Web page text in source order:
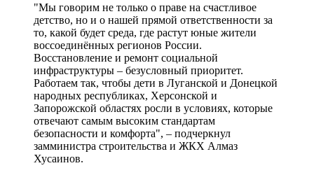
"Мы говорим не только о праве на счастливое
детство, но и о нашей прямой ответственности за
то, какой будет среда, где растут юные жители
воссоединённых регионов России.
Восстановление и ремонт социальной
инфраструктуры – безусловный приоритет.
Работаем так, чтобы дети в Луганской и Донецкой
народных республиках, Херсонской и
Запорожской областях росли в условиях, которые
отвечают самым высоким стандартам
безопасности и комфорта", – подчеркнул
замминистра строительства и ЖКХ Алмаз
Хусаинов.